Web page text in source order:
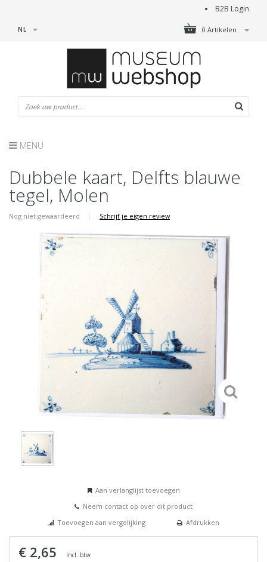
B2B Login
0 Artikelen
NL
MENU
Dubbele kaart, Delfts blauwe
tegel, Molen
Nog niet gewaardeerd | Schrijf je eigen review
Aan verlanglijst toevoegen
Neem contact op over dit product
Toevoegen aan vergelijking
Afdrukken
€ 2,65 Incl. btw